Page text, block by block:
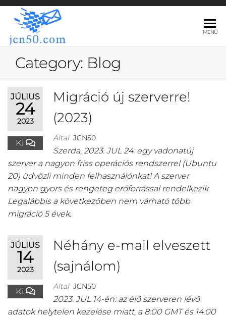
MENÜ
Category: Blog
JÚLIUS
24
2023
Ki
Migráció új szerverre!
(2023)
Által JCN50
Szerda, 2023. JUL 24: egy vadonatúj
szerver a nagyon friss operációs rendszerrel (Ubuntu
20) üdvözli minden felhasználónkat! A szerver
nagyon gyors és rengeteg erőforrással rendelkezik.
Legalábbis a következőben nem várható több
migráció 5 évek.
JÚLIUS
14
2023
Ki
Néhány e-mail elveszett
(sajnálom)
Által JCN50
2023. JUL 14-én: az élő szerveren lévő
adatok helytelen kezelése miatt, a 8:00 GMT és 14:00